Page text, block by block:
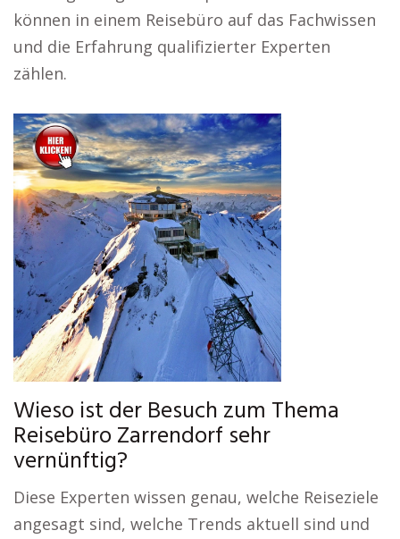
können in einem Reisebüro auf das Fachwissen
und die Erfahrung qualifizierter Experten
zählen.
Wieso ist der Besuch zum Thema
Reisebüro Zarrendorf sehr
vernünftig?
Diese Experten wissen genau, welche Reiseziele
angesagt sind, welche Trends aktuell sind und